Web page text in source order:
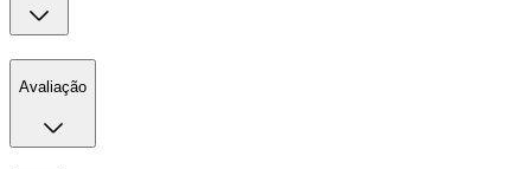
Avaliação